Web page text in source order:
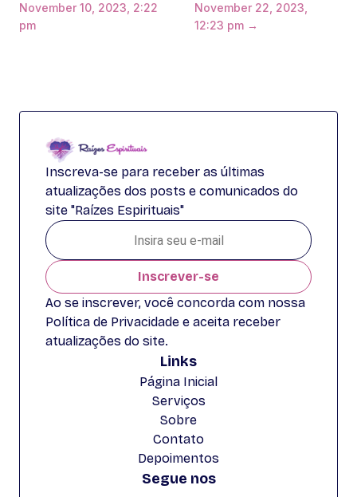
November 10, 2023, 2:22
pm
November 22, 2023,
12:23 pm →
Inscreva-se para receber as últimas
atualizações dos posts e comunicados do
site "Raízes Espirituais"
Inscrever-se
Ao se inscrever, você concorda com nossa
Política de Privacidade e aceita receber
atualizações do site.
Links
Página Inicial
Serviços
Sobre
Contato
Depoimentos
Segue nos